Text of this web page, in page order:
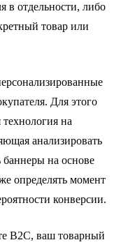
в отдельности, либо
товар или
Для этого
технология на
анализировать
баннеры на основе
определять момент
конверсии.
B2C, ваш товарный